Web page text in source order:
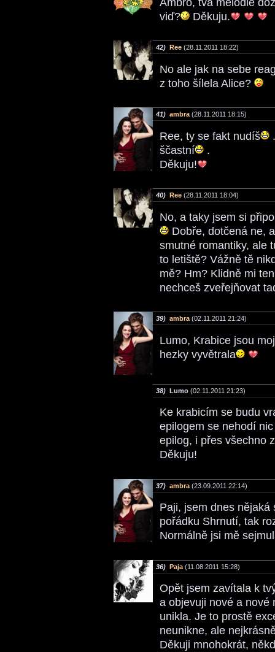
viď?
Děkuju.
42) Ree (28.11.2011 18:22)
No ale jak na sebe
z toho šílela Alice?
41) ambra (28.11.2011 18:15)
Ree, ty se fakt nudíš
ščastní
.
Děkuju!
40) Ree (28.11.2011 18:04)
No, a taky jsem si
Dobře, dotčená ne,
smutné romantiky, ale
to letiště? Vážně tě
mě? Hm? Klidně mi
nechceš zveřejňovat
39) ambra (02.11.2011 21:24)
Lumo, Krabice jsou
hezky vyvětrala
38) Lumo (02.11.2011 21:23)
Ke krabicím se budu
epilogem se nehodí
epilog, i přes všechno
Děkuju!
37) ambra (23.09.2011 22:14)
Paji, jsem dnes
pořádku Shrnutí, tak
Normálně jsi mě
36) Paja (11.08.2011 15:28)
Opět jsem zavítala k
a objevuji nové a nové
unikla. Je to prostě
neunikne, ale
Děkuji mnohokrát,